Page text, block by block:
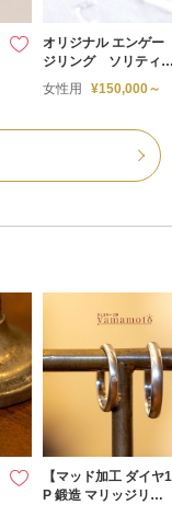
オリジナル エンゲー
ジリング ソリティ
ア ミルグレイン
女性用 ¥150,000～
【マッド加工 ダイヤ1
P 鍛造 マリッジリン